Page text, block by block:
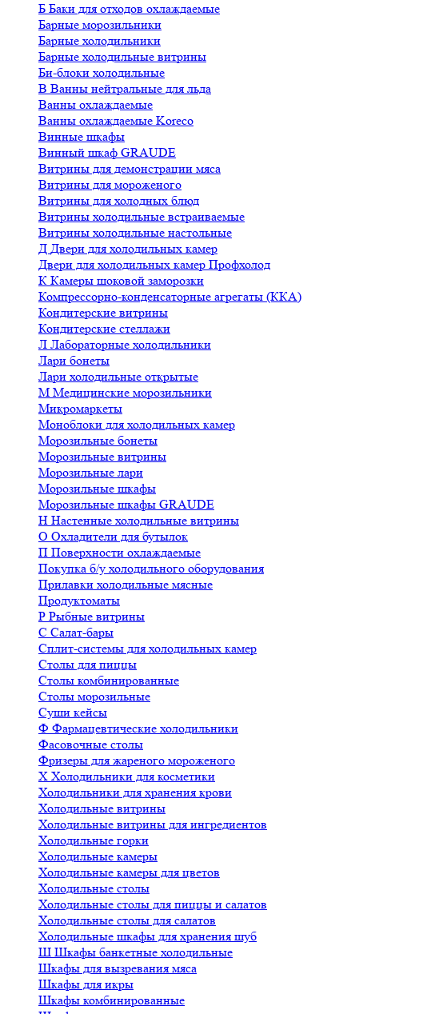
Б Баки для отходов охлаждаемые
Барные морозильники
Барные холодильники
Барные холодильные витрины
Би-блоки холодильные
В Ванны нейтральные для льда
Ванны охлаждаемые
Ванны охлаждаемые Koreco
Винные шкафы
Винный шкаф GRAUDE
Витрины для демонстрации мяса
Витрины для мороженого
Витрины для холодных блюд
Витрины холодильные встраиваемые
Витрины холодильные настольные
Д Двери для холодильных камер
Двери для холодильных камер Профхолод
К Камеры шоковой заморозки
Компрессорно-конденсаторные агрегаты (ККА)
Кондитерские витрины
Кондитерские стеллажи
Л Лабораторные холодильники
Лари бонеты
Лари холодильные открытые
М Медицинские морозильники
Микромаркеты
Моноблоки для холодильных камер
Морозильные бонеты
Морозильные витрины
Морозильные лари
Морозильные шкафы
Морозильные шкафы GRAUDE
Н Настенные холодильные витрины
О Охладители для бутылок
П Поверхности охлаждаемые
Покупка б/у холодильного оборудования
Прилавки холодильные мясные
Продуктоматы
Р Рыбные витрины
С Салат-бары
Сплит-системы для холодильных камер
Столы для пиццы
Столы комбинированные
Столы морозильные
Суши кейсы
Ф Фармацевтические холодильники
Фасовочные столы
Фризеры для жареного мороженого
Х Холодильники для косметики
Холодильники для хранения крови
Холодильные витрины
Холодильные витрины для ингредиентов
Холодильные горки
Холодильные камеры
Холодильные камеры для цветов
Холодильные столы
Холодильные столы для пиццы и салатов
Холодильные столы для салатов
Холодильные шкафы для хранения шуб
Ш Шкафы банкетные холодильные
Шкафы для вызревания мяса
Шкафы для икры
Шкафы комбинированные